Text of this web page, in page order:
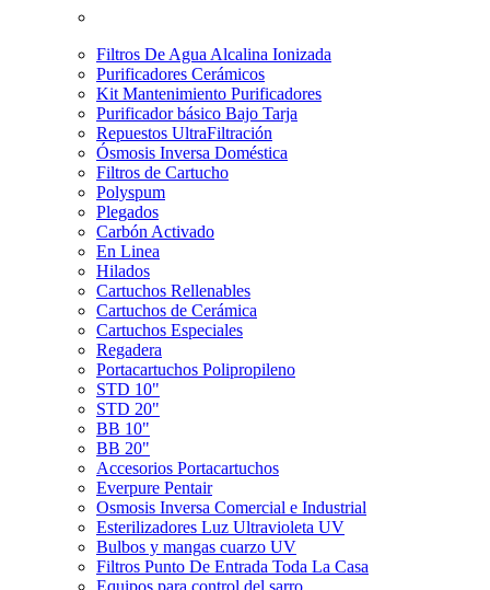
Filtros De Agua Alcalina Ionizada
Purificadores Cerámicos
Kit Mantenimiento Purificadores
Purificador básico Bajo Tarja
Repuestos UltraFiltración
Ósmosis Inversa Doméstica
Filtros de Cartucho
Polyspum
Plegados
Carbón Activado
En Linea
Hilados
Cartuchos Rellenables
Cartuchos de Cerámica
Cartuchos Especiales
Regadera
Portacartuchos Polipropileno
STD 10"
STD 20"
BB 10"
BB 20"
Accesorios Portacartuchos
Everpure Pentair
Osmosis Inversa Comercial e Industrial
Esterilizadores Luz Ultravioleta UV
Bulbos y mangas cuarzo UV
Filtros Punto De Entrada Toda La Casa
Equipos para control del sarro